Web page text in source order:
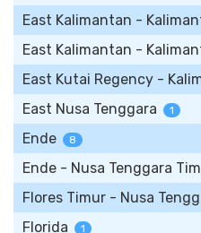
East Kalimantan -
East Kalimantan -
East Kutai Regency -
East Nusa Tenggara 1
Ende 8
Ende - Nusa Tenggara
Flores Timur - Nusa
Florida 1